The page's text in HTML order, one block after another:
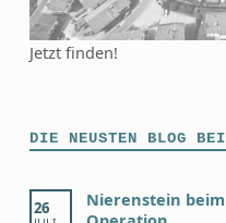
Jetzt finden!
DIE NEUSTEN BLOG
26
Nierenstein